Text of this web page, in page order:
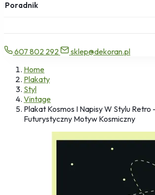
Poradnik
607 802 292
sklep@dekoran.pl
Home
Plakaty
Styl
Vintage
Plakat Kosmos I Napisy W Stylu Retro
Futurystyczny Motyw Kosmiczny